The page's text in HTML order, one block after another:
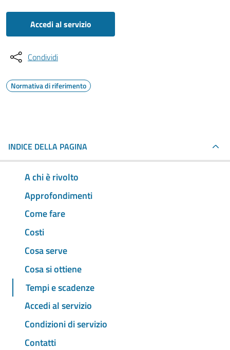
Accedi al servizio
Condividi
Normativa di riferimento
INDICE DELLA PAGINA
A chi è rivolto
Approfondimenti
Come fare
Costi
Cosa serve
Cosa si ottiene
Tempi e scadenze
Accedi al servizio
Condizioni di servizio
Contatti